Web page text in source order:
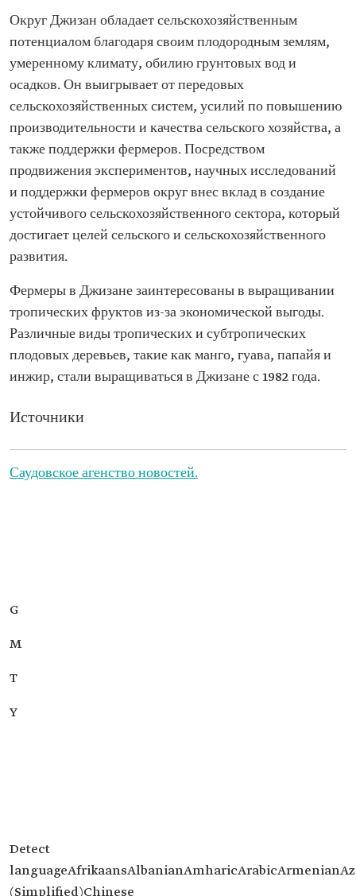
Округ Джизан обладает сельскохозяйственным
потенциалом благодаря своим плодородным землям,
умеренному климату, обилию грунтовых вод и
осадков. Он выигрывает от передовых
сельскохозяйственных систем, усилий по повышению
производительности и качества сельского хозяйства, а
также поддержки фермеров. Посредством
продвижения экспериментов, научных исследований
и поддержки фермеров округ внес вклад в создание
устойчивого сельскохозяйственного сектора, который
достигает целей сельского и сельскохозяйственного
развития.
Фермеры в Джизане заинтересованы в выращивании
тропических фруктов из-за экономической выгоды.
Различные виды тропических и субтропических
плодовых деревьев, такие как манго, гуава, папайя и
инжир, стали выращиваться в Джизане с 1982 года.
Источники
Саудовское агенство новостей.
G
M
T
Y
Detect
(Simplified)Chinese